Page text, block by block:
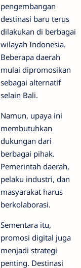
pengembangan
destinasi baru terus
dilakukan di berbagai
wilayah Indonesia.
Beberapa daerah
mulai dipromosikan
sebagai alternatif
selain Bali.
Namun, upaya ini
membutuhkan
dukungan dari
berbagai pihak.
Pemerintah daerah,
pelaku industri, dan
masyarakat harus
berkolaborasi.
Sementara itu,
promosi digital juga
menjadi strategi
penting. Destinasi